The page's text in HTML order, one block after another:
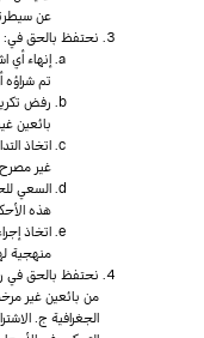
عن
نحتفظ بالحق في:
إنهاء أي
تم شراؤه
رفض
بائعين
اتخاذ
غير
السعي
هذه
اتخاذ
منهجية
نحتفظ بالحق في
من بائعين غير
الجغرافية ج.